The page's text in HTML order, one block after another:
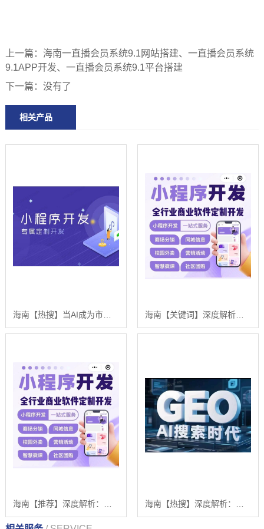
上一篇： 海南一直播会员系统9.1网站搭建、一直播会员系统
9.1APP开发、一直播会员系统9.1平台搭建
下一篇： 没有了
相关产品
海南【热搜】当AI成为市场的守门人：一场关于【geo搜索优化系统开发】的破局时刻【是什么?】 海南【关键词】深度解析：舌诊软件系统开发——技术、挑战与浩广网络的AI驱动解决方案【是什么?】